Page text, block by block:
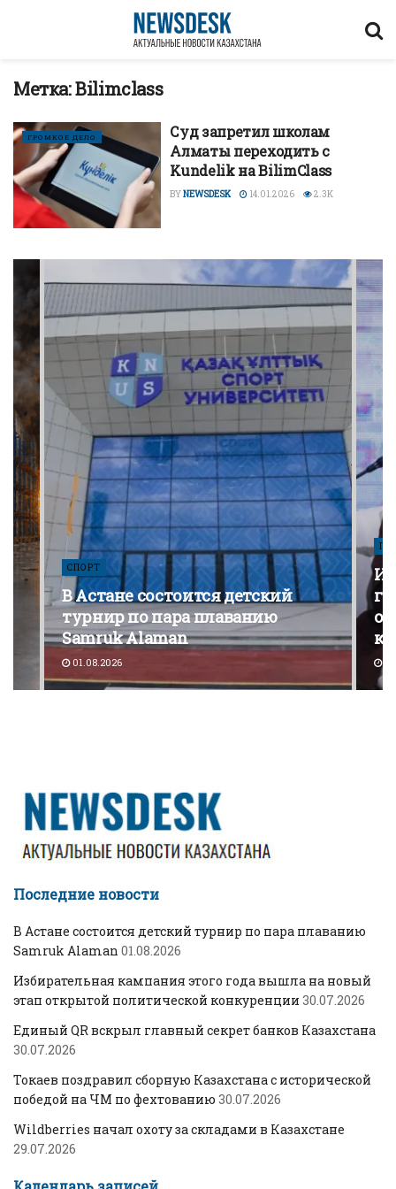
Метка:Bilimclass
ГРОМКОЕ ДЕЛО
Суд запретил школам
Алматы переходить с
Kundelik на BilimClass
BYNEWSDESK 14.01.2026 2.3K
СПОРТ
В Астане состоится детский
турнир по пара плаванию
Samruk Alaman
01.08.2026
Последние новости
В Астане состоится детский турнир по пара плаванию
Samruk Alaman 01.08.2026
Избирательная кампания этого года вышла на новый
этап открытой политической конкуренции 30.07.2026
Единый QR вскрыл главный секрет банков Казахстана
30.07.2026
Токаев поздравил сборную Казахстана с исторической
победой на ЧМ по фехтованию 30.07.2026
Wildberries начал охоту за складами в Казахстане
29.07.2026